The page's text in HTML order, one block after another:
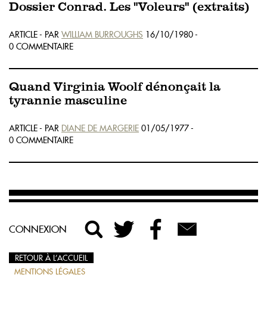
Dossier Conrad. Les "Voleurs" (extraits)
ARTICLE - PAR WILLIAM BURROUGHS 16/10/1980 -
0 COMMENTAIRE
Quand Virginia Woolf dénonçait la
tyrannie masculine
ARTICLE - PAR DIANE DE MARGERIE 01/05/1977 -
0 COMMENTAIRE
CONNEXION
RETOUR À L’ACCUEIL
MENTIONS LÉGALES